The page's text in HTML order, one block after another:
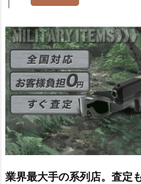
業界最大手の系列店。査定